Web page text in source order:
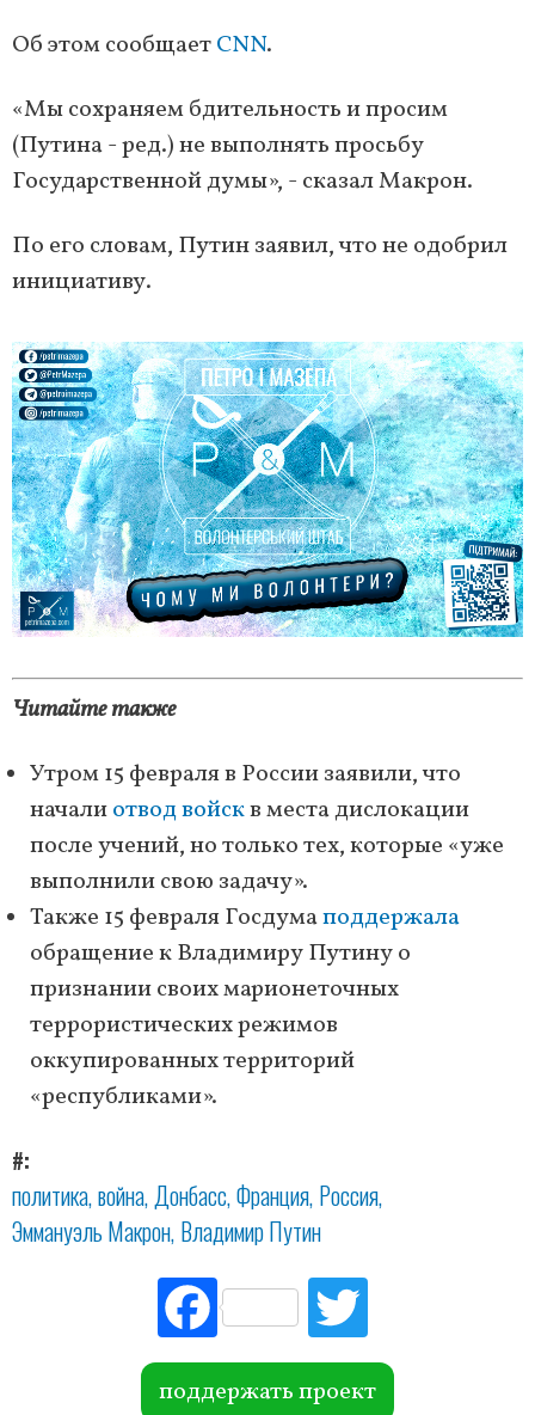
Об этом сообщаетCNN.
«Мы сохраняем бдительность и просим
(Путина - ред.) не выполнять просьбу
Государственной думы», - сказал Макрон.
По его словам, Путин заявил, что не одобрил
инициативу.
Читайте также
Утром 15 февраля в России заявили, что
началиотвод войскв места дислокации
после учений, но только тех, которые «уже
выполнили свою задачу».
Также 15 февраля Госдумаподдержала
обращение к Владимиру Путину о
признании своих марионеточных
террористических режимов
оккупированных территорий
«республиками».
#
политика война Донбасс Франция Россия
Эммануэль Макрон Владимир Путин
Fac
ebo
ok r
поддержать проект